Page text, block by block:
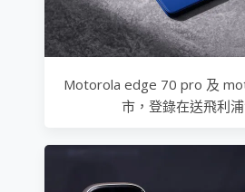
Motorola edge 70 pro 及
市，登錄在送飛利